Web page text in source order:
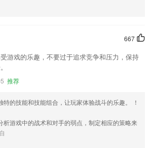
667
游戏的乐趣，不要过于追求竞争和压力，保持
推荐
特的技能和技能组合，让玩家体验战斗的乐趣。 ！
析游戏中的战术和对手的弱点，制定相应的策略来